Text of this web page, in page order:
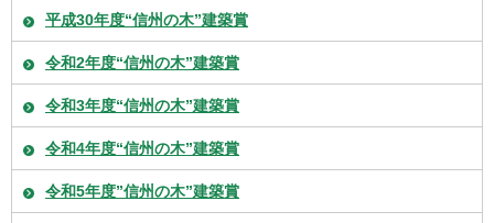
平成30年度“信州の木”建築賞
令和2年度“信州の木”建築賞
令和3年度“信州の木”建築賞
令和4年度“信州の木”建築賞
令和5年度”信州の木”建築賞